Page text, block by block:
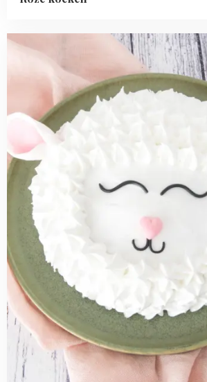
Read
about
Lammetjes
persoons)